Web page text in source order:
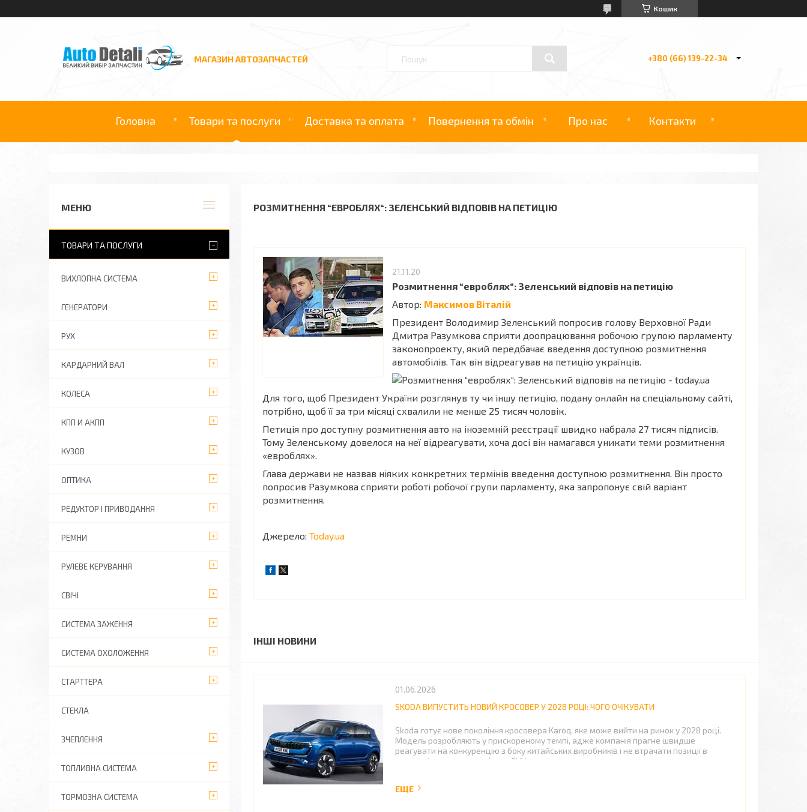
Кошик
МАГАЗИН АВТОЗАПЧАСТЕЙ +380 (66) 139-22-34
Головна Товари та послуги Доставка та оплата Повернення та обмін Про нас Контакти
РОЗМИТНЕННЯ “ЕВРОБЛЯХ“: ЗЕЛЕНСЬКИЙ ВІДПОВІВ НА ПЕТИЦІЮ
21.11.20
Розмитнення “евроблях“: Зеленський відповів на петицію
Автор: Максимов Віталій
Президент Володимир Зеленський попросив голову Верховної Ради
Дмитра Разумкова сприяти доопрацювання робочою групою парламенту
законопроекту, який передбачає введення доступною розмитнення
автомобілів. Так він відреагував на петицію українців.
Для того, щоб Президент України розглянув ту чи іншу петицію, подану онлайн на спеціальному сайті,
потрібно, щоб її за три місяці схвалили не менше 25 тисяч чоловік.
Петиція про доступну розмитнення авто на іноземній реєстрації швидко набрала 27 тисяч підписів.
Тому Зеленському довелося на неї відреагувати, хоча досі він намагався уникати теми розмитнення
«евроблях».
Глава держави не назвав ніяких конкретних термінів введення доступною розмитнення. Він просто
попросив Разумкова сприяти роботі робочої групи парламенту, яка запропонує свій варіант
розмитнення.
Джерело: Today.ua
ІНШІ НОВИНИ
01.06.2026
SKODA ВИПУСТИТЬ НОВИЙ КРОСОВЕР У 2028 РОЦІ: ЧОГО ОЧІКУВАТИ
Skoda готує нове покоління кросовера Karoq, яке може вийти на ринок у 2028 році.
Модель розробляють у прискореному темпі, адже компанія прагне швидше
реагувати на конкуренцію з боку китайських виробників і не втрачати позиції в
сегменті середньорозмірних SUV.
ТОВАРИ ТА ПОСЛУГИ
ВИХЛОПНА СИСТЕМА
ГЕНЕРАТОРИ
РУХ
КАРДАРНИЙ ВАЛ
КОЛЕСА
КПП И АКПП
КУЗОВ
ОПТИКА
РЕДУКТОР І ПРИВОДАННЯ
РЕМНИ
РУЛЕВЕ КЕРУВАННЯ
СВІЧІ
СИСТЕМА ЗАЖЕННЯ
СИСТЕМА ОХОЛОЖЕННЯ
СТАРТТЕРА
СТЕКЛА
ЗЧЕПЛЕННЯ
ТОПЛИВНА СИСТЕМА
ТОРМОЗНА СИСТЕМА